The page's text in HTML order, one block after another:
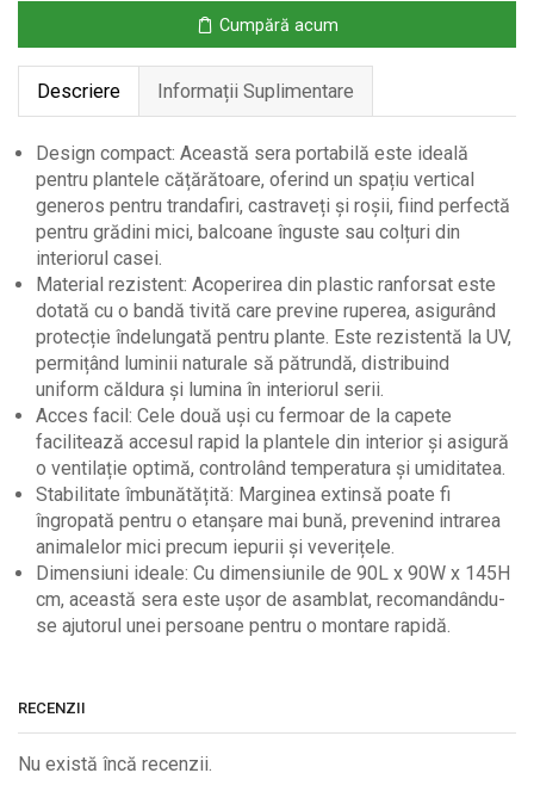
2
Uși
cu
Fermoar
Cumpără acum
Descriere Informații Suplimentare
Design compact: Această sera portabilă este ideală
pentru plantele cățărătoare, oferind un spațiu vertical
generos pentru trandafiri, castraveți și roșii, fiind perfectă
pentru grădini mici, balcoane înguste sau colțuri din
interiorul casei.
Material rezistent: Acoperirea din plastic ranforsat este
dotată cu o bandă tivită care previne ruperea, asigurând
protecție îndelungată pentru plante. Este rezistentă la UV,
permițând luminii naturale să pătrundă, distribuind
uniform căldura și lumina în interiorul serii.
Acces facil: Cele două uși cu fermoar de la capete
facilitează accesul rapid la plantele din interior și asigură
o ventilație optimă, controlând temperatura și umiditatea.
Stabilitate îmbunătățită: Marginea extinsă poate fi
îngropată pentru o etanșare mai bună, prevenind intrarea
animalelor mici precum iepurii și veverițele.
Dimensiuni ideale: Cu dimensiunile de 90L x 90W x 145H
cm, această sera este ușor de asamblat, recomandându-
se ajutorul unei persoane pentru o montare rapidă.
RECENZII
Nu există încă recenzii.